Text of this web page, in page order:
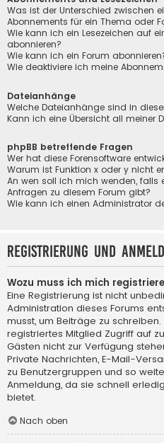
Was ist der Unterschied zwischen
Abonnements für ein Thema oder
Wie kann ich ein Lesezeichen auf
abonnieren?
Wie kann ich ein Forum
Wie deaktiviere ich meine
Dateianhänge
Welche Dateianhänge sind in
Kann ich eine Übersicht all meiner
phpBB betreffende Fragen
Wer hat diese Forensoftware
Warum ist Funktion x oder y nicht
An wen soll ich mich wenden, falls
Anfragen zu diesem Forum gibt?
Wie kann ich einen Administrator
Registrierung und
Wozu muss ich mich
Eine Registrierung ist nicht
Administration dieses Forums
musst, um Beiträge zu
registriertes Mitglied Zugriff auf
Gästen nicht zur Verfügung
Private Nachrichten, E-Mail-
zu Benutzergruppen und so
Anmeldung, da sie schnell
bietet.
Nach oben